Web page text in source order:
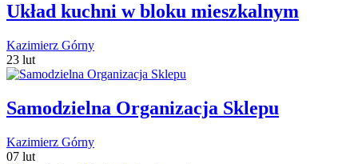
Układ kuchni w bloku mieszkalnym
Kazimierz Górny
23 lut
Samodzielna Organizacja Sklepu
Kazimierz Górny
07 lut